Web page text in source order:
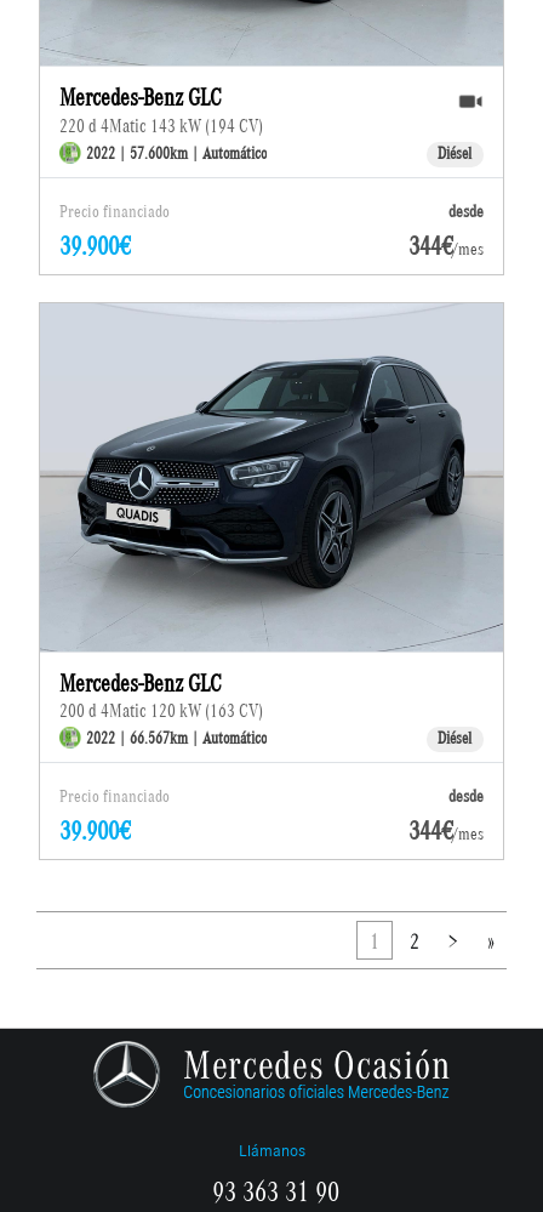
Mercedes-Benz GLC
220 d 4Matic 143 kW (194 CV)
2022 | 57.600km | Automático Diésel
Precio financiado desde
39.900€ 344€/mes
Mercedes-Benz GLC
200 d 4Matic 120 kW (163 CV)
2022 | 66.567km | Automático Diésel
Precio financiado desde
39.900€ 344€/mes
1 2 > »
Llámanos
93 363 31 90